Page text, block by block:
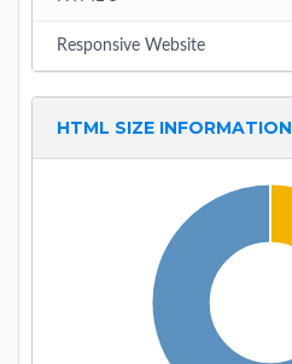
Responsive Website
HTML SIZE INFORMATION